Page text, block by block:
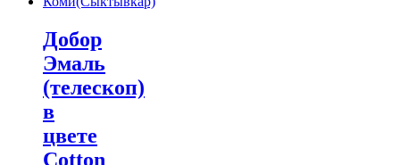
Добор
Эмаль
(телескоп)
в
цвете
Cotton